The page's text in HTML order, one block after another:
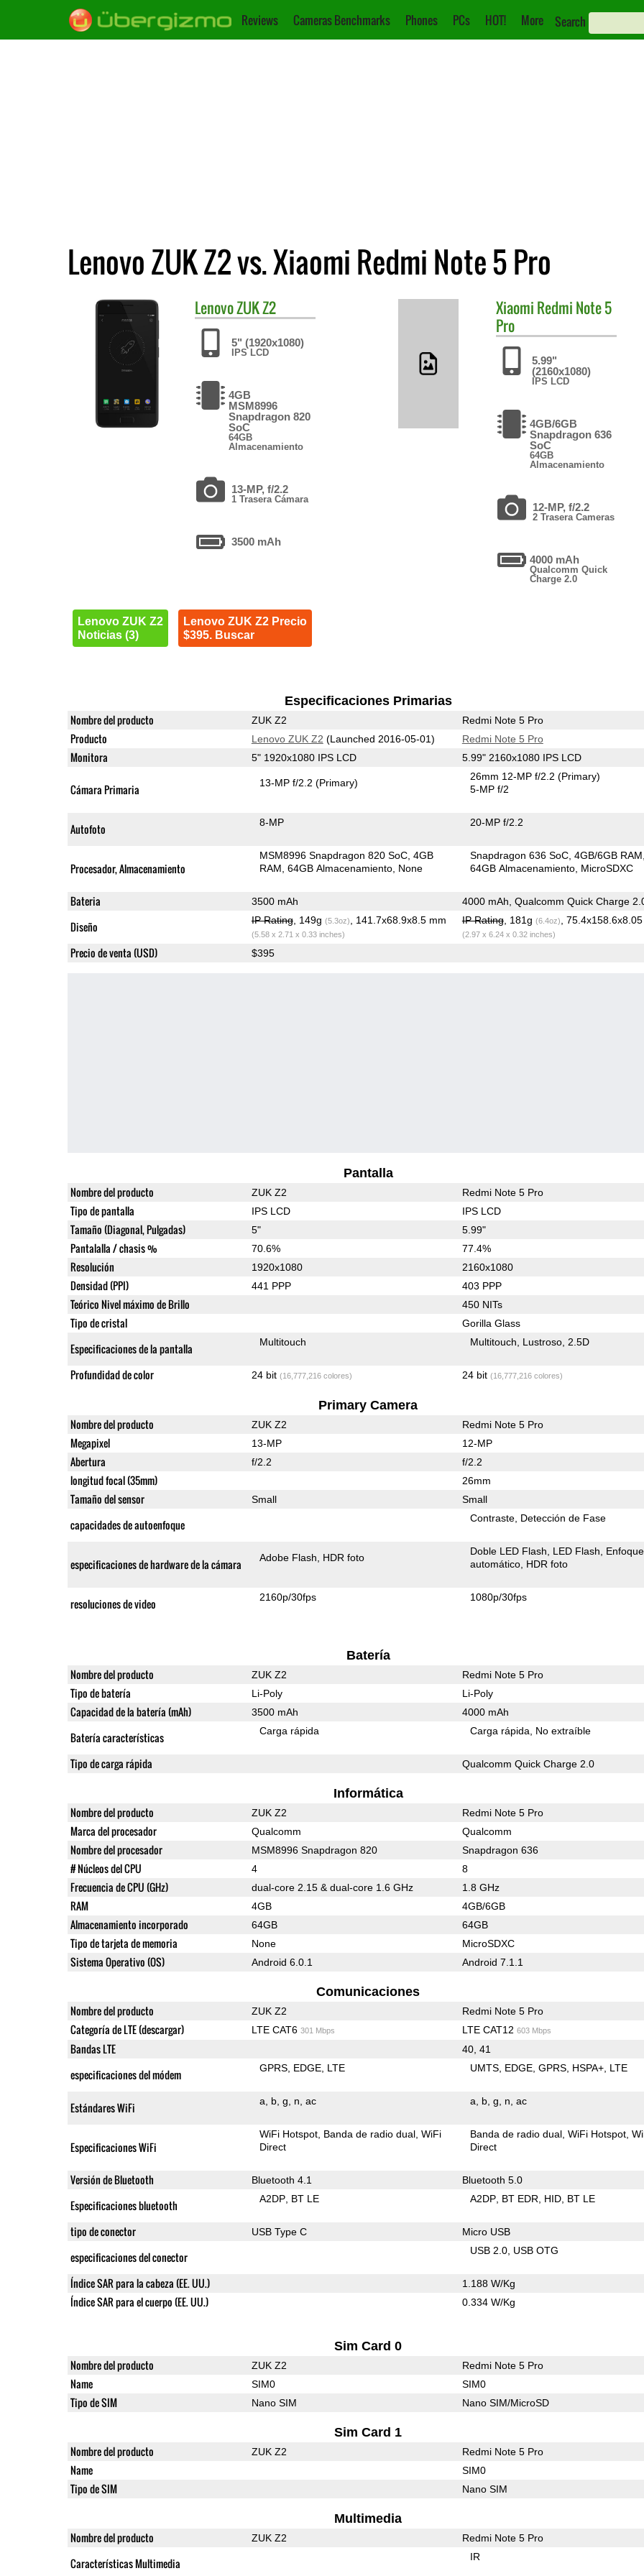
Reviews Cameras Benchmarks Phones PCs HOT! More Search
Lenovo ZUK Z2 vs. Xiaomi Redmi Note 5 Pro
LenovoZUK Z2
5" (1920x1080)
IPS LCD
4GB
MSM8996
Snapdragon 820
SoC
64GB
Almacenamiento
13-MP, f/2.2
1 Trasera Cámara
3500 mAh
Lenovo ZUK Z2
Noticias (3)
Lenovo ZUK Z2 Precio
$395. Buscar
Xiaomi Redmi Note 5
Pro
5.99"
(2160x1080)
IPS LCD
4GB/6GB
Snapdragon 636
SoC
64GB
Almacenamiento
12-MP, f/2.2
2 Trasera Cameras
4000 mAh
Qualcomm Quick
Charge 2.0
Especificaciones Primarias
Nombre del producto ZUK Z2 Redmi Note 5 Pro
Producto Lenovo ZUK Z2 (Launched 2016-05-01) Redmi Note 5 Pro
Monitora 5" 1920x1080 IPS LCD 5.99" 2160x1080 IPS LCD
Cámara Primaria 13-MP f/2.2(Primary)
26mm 12-MP f/2.2(Primary)
5-MP f/2
Autofoto 8-MP 20-MP f/2.2
Procesador, Almacenamiento
MSM8996 Snapdragon 820 SoC 4GB
RAM 64GB Almacenamiento None
Snapdragon 636 SoC 4GB/6GB RAM
64GB Almacenamiento MicroSDXC
Bateria 3500 mAh 4000 mAh, Qualcomm Quick Charge
Diseño IP Rating, 149g (5.3oz) , 141.7x68.9x8.5 mm
(5.58 x 2.71 x 0.33 inches)
IP Rating, 181g (6.4oz) ,
(2.97 x 6.24 x 0.32 inches)
Precio de venta (USD) $395
Pantalla
Nombre del producto ZUK Z2 Redmi Note 5 Pro
Tipo de pantalla IPS LCD IPS LCD
Tamaño (Diagonal, Pulgadas) 5" 5.99"
Pantalalla / chasis % 70.6% 77.4%
Resolución 1920x1080 2160x1080
Densidad (PPI) 441 PPP 403 PPP
Teórico Nivel máximo de Brillo 450 NITs
Tipo de cristal Gorilla Glass
Especificaciones de la pantalla Multitouch Multitouch Lustroso 2.5D
Profundidad de color 24 bit (16,777,216 colores) 24 bit (16,777,216 colores)
Primary Camera
Nombre del producto ZUK Z2 Redmi Note 5 Pro
Megapixel 13-MP 12-MP
Abertura f/2.2 f/2.2
longitud focal (35mm) 26mm
Tamaño del sensor Small Small
capacidades de autoenfoque Contraste Detección de Fase
especificaciones de hardware de la cámara Adobe Flash HDR foto
Doble LED Flash LED Flash
Enfoque
automático HDR foto
resoluciones de video 2160p/30fps 1080p/30fps
Batería
Nombre del producto ZUK Z2 Redmi Note 5 Pro
Tipo de batería Li-Poly Li-Poly
Capacidad de la batería (mAh) 3500 mAh 4000 mAh
Batería características Carga rápida Carga rápida No extraíble
Tipo de carga rápida Qualcomm Quick Charge 2.0
Informática
Nombre del producto ZUK Z2 Redmi Note 5 Pro
Marca del procesador Qualcomm Qualcomm
Nombre del procesador MSM8996 Snapdragon 820 Snapdragon 636
# Núcleos del CPU 4 8
Frecuencia de CPU (GHz) dual-core 2.15 & dual-core 1.6 GHz 1.8 GHz
RAM 4GB 4GB/6GB
Almacenamiento incorporado 64GB 64GB
Tipo de tarjeta de memoria None MicroSDXC
Sistema Operativo (OS) Android 6.0.1 Android 7.1.1
Comunicaciones
Nombre del producto ZUK Z2 Redmi Note 5 Pro
Categoría de LTE (descargar) LTE CAT6 301 Mbps LTE CAT12 603 Mbps
Bandas LTE 40, 41
especificaciones del módem GPRS EDGE LTE UMTS EDGE GPRS HSPA+ LTE
Estándares WiFi a b g n ac a b g n ac
Especificaciones WiFi
WiFi Hotspot Banda de radio dual WiFi
Direct
Banda de radio dual WiFi Hotspot
Direct
Versión de Bluetooth Bluetooth 4.1 Bluetooth 5.0
Especificaciones bluetooth A2DP BT LE A2DP BT EDR HID BT LE
tipo de conector USB Type C Micro USB
especificaciones del conector USB 2.0 USB OTG
Índice SAR para la cabeza (EE. UU.) 1.188 W/Kg
Índice SAR para el cuerpo (EE. UU.) 0.334 W/Kg
Sim Card 0
Nombre del producto ZUK Z2 Redmi Note 5 Pro
Name SIM0 SIM0
Tipo de SIM Nano SIM Nano SIM/MicroSD
Sim Card 1
Nombre del producto ZUK Z2 Redmi Note 5 Pro
Name SIM0
Tipo de SIM Nano SIM
Multimedia
Nombre del producto ZUK Z2 Redmi Note 5 Pro
Características Multimedia IR